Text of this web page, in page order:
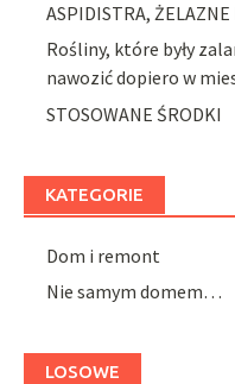
ASPIDISTRA,
Rośliny, które były
nawozić dopiero w
STOSOWANE ŚRODKI
KATEGORIE
Dom i remont
Nie samym domem…
LOSOWE